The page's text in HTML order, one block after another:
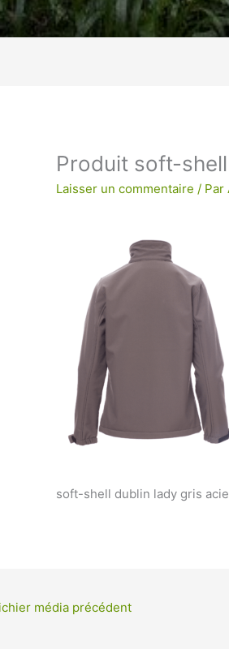
image !
EN BRODERIE POUR
Produit soft-
Laisser un commentaire / Par
soft-shell dublin lady gris
média précédent